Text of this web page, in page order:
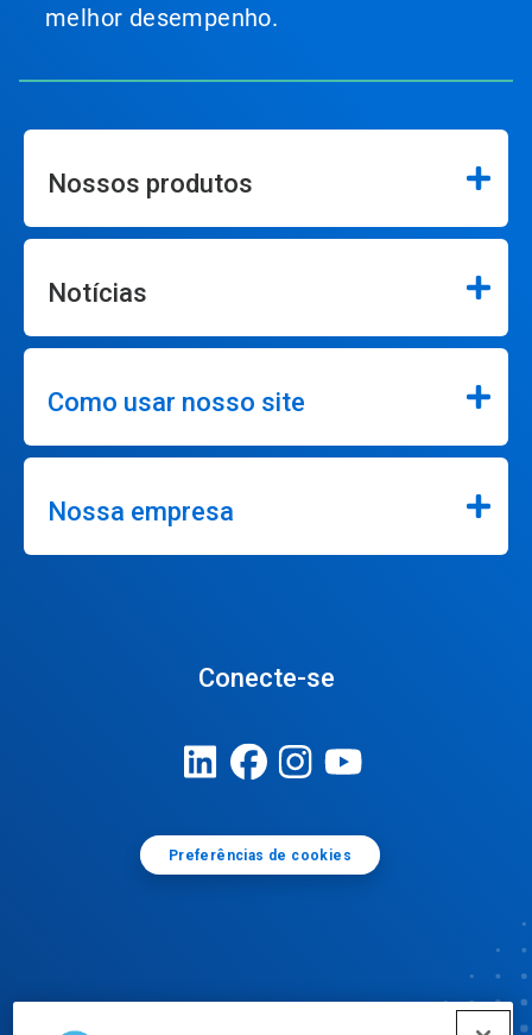
melhor desempenho.
Nossos produtos
Notícias
Como usar nosso site
Nossa empresa
Conecte-se
Preferências de cookies